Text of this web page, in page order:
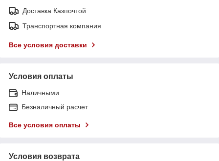
Доставка Казпочтой
Транспортная компания
Все условия доставки
Условия оплаты
Наличными
Безналичный расчет
Все условия оплаты
Условия возврата